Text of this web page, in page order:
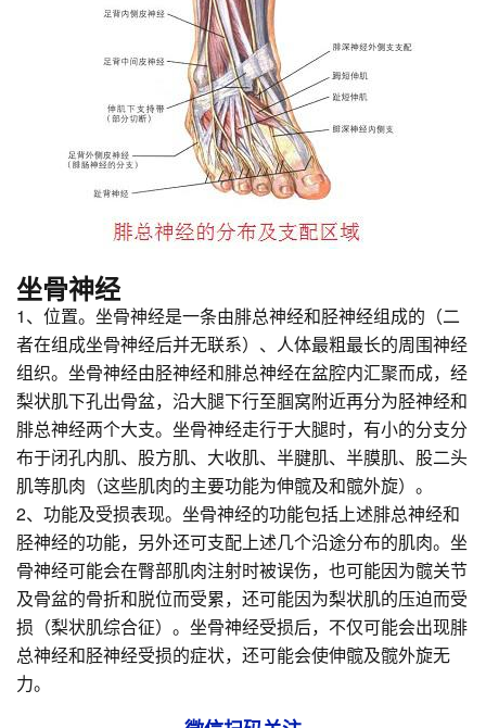
坐骨神经
1、位置。坐骨神经是一条由腓总神经和胫神经组成的（二
者在组成坐骨神经后并无联系）、人体最粗最长的周围神经
组织。坐骨神经由胫神经和腓总神经在盆腔内汇聚而成，经
梨状肌下孔出骨盆，沿大腿下行至腘窝附近再分为胫神经和
腓总神经两个大支。坐骨神经走行于大腿时，有小的分支分
布于闭孔内肌、股方肌、大收肌、半腱肌、半膜肌、股二头
肌等肌肉（这些肌肉的主要功能为伸髋及和髋外旋）。
2、功能及受损表现。坐骨神经的功能包括上述腓总神经和
胫神经的功能，另外还可支配上述几个沿途分布的肌肉。坐
骨神经可能会在臀部肌肉注射时被误伤，也可能因为髋关节
及骨盆的骨折和脱位而受累，还可能因为梨状肌的压迫而受
损（梨状肌综合征）。坐骨神经受损后，不仅可能会出现腓
总神经和胫神经受损的症状，还可能会使伸髋及髋外旋无
力。